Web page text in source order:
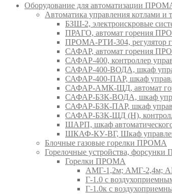
Оборудование для автоматизации
Автоматика управления котлами
БЗШ-2, электроискровые
ПРАГО, автомат горения
ПРОМА-РТИ-304, регулятор
САФАР, автомат горения
САФАР-400, контроллер
САФАР-400-ВОДА, шкаф
САФАР-400-ПАР, шкаф
САФАР-АМК-ЩД, автомат
САФАР-БЗК-ВОДА, шкаф
САФАР-БЗК-ПАР, шкаф
САФАР-БЗК-ЩД (Н),
ШАРП, шкаф
ШКАФ-КУ-ВГ, Шкаф
Блочные газовые горелки ПРОМА
Горелочные устройства,
Горелки ПРОМА
АМГ-1,2м; АМГ-2,4м;
Г-1.0 с
Г-1.0к с